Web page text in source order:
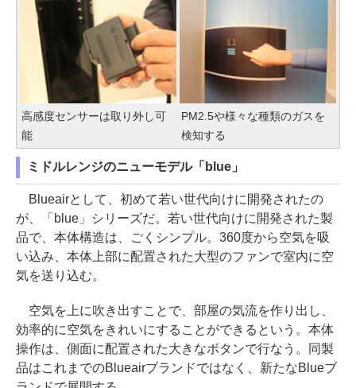
高感度センサーは取り外し可
能
PM2.5や様々な種類のガスを
検知する
ミドルレンジのニューモデル「blue」
Blueairとして、初めて若い世代向けに開発されたの
が、「blue」シリーズだ。若い世代向けに開発された製
品で、本体構造は、ごくシンプル。360度から空気を吸
い込み、本体上部に配置された大型のファンで室内に空
気を送り込む。
空気を上に吹き出すことで、部屋の気流を作り出し、
効率的に空気をきれいにすることができるという。本体
操作は、側面に配置された大きなボタンで行なう。同製
品はこれまでのBlueairブランドではなく、新たなBlueブ